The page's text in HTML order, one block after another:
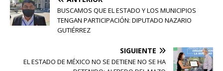
BUSCAMOS QUE EL ESTADO Y LOS MUNICIPIOS
TENGAN PARTICIPACIÓN: DIPUTADO NAZARIO
GUTIÉRREZ
SIGUIENTE
EL ESTADO DE MÉXICO NO SE DETIENE NO SE HA